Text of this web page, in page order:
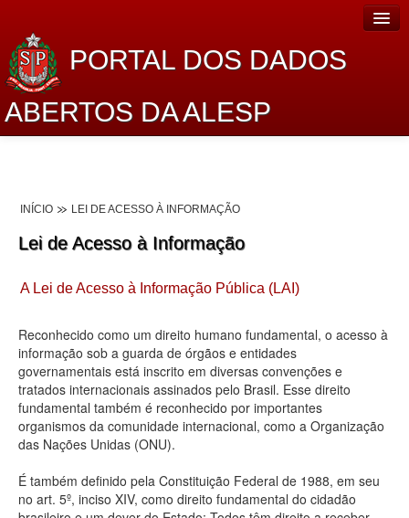
PORTAL DOS DADOS
ABERTOS DA ALESP
Lei de Acesso à Informação
Dados Governamentais Abertos
Planejamento
Catálogo de dados
Processo Legislativo
Deputados Estaduais
Administração
Legislação
INÍCIO LEI DE ACESSO À INFORMAÇÃO
Lei de Acesso à Informação
A Lei de Acesso à Informação Pública (LAI)
Reconhecido como um direito humano fundamental, o acesso à
informação sob a guarda de órgãos e entidades
governamentais está inscrito em diversas convenções e
tratados internacionais assinados pelo Brasil. Esse direito
fundamental também é reconhecido por importantes
organismos da comunidade internacional, como a Organização
das Nações Unidas (ONU).
É também definido pela Constituição Federal de 1988, em seu
no art. 5º, inciso XIV, como direito fundamental do cidadão